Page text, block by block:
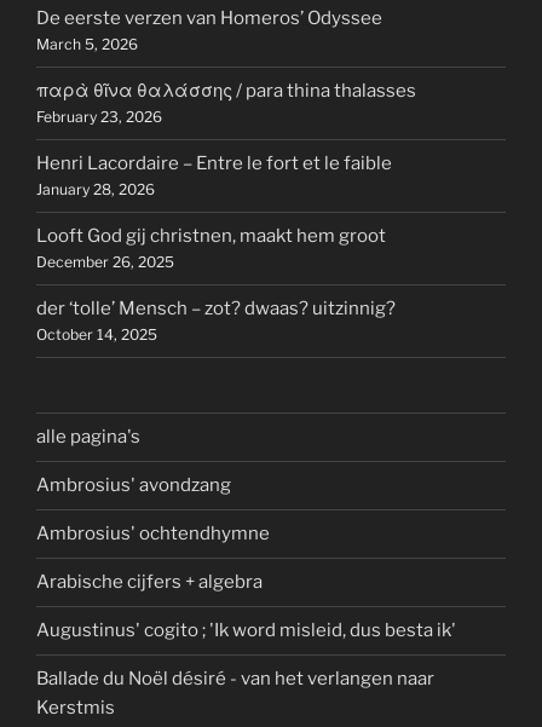
De eerste verzen van Homeros’ Odyssee
March 5, 2026
παρὰ θῖνα θαλάσσης / para thina thalasses
February 23, 2026
Henri Lacordaire – Entre le fort et le faible
January 28, 2026
Looft God gij christnen, maakt hem groot
December 26, 2025
der ‘tolle’ Mensch – zot? dwaas? uitzinnig?
October 14, 2025
alle pagina's
Ambrosius' avondzang
Ambrosius' ochtendhymne
Arabische cijfers + algebra
Augustinus' cogito ; 'Ik word misleid, dus besta ik'
Ballade du Noël désiré - van het verlangen naar
Kerstmis